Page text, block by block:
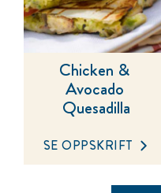
Chicken &
Avocado
Quesadilla
SE OPPSKRIFT